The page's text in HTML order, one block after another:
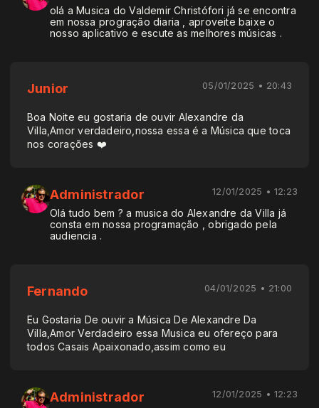
olá a Musica do Valdemir Christófori já se encontra
em nossa progração diaria , aproveite baixe o
nosso aplicativo e escute as melhores músicas .
Junior 05/01/2025 • 20:43
Boa Noite eu gostaria de ouvir Alexandre da
Villa,Amor verdadeiro,nossa essa é a Música que toca
nos corações ❤️
Administrador 12/01/2025 • 12:23
Olá tudo bem ? a musica do Alexandre da Villa já
consta em nossa programação , obrigado pela
audiencia .
Fernando 04/01/2025 • 21:00
Eu Gostaria De ouvir a Música De Alexandre Da
Villa,Amor Verdadeiro essa Musica eu ofereço para
todos Casais Apaixonado,assim como eu
Administrador 12/01/2025 • 12:23